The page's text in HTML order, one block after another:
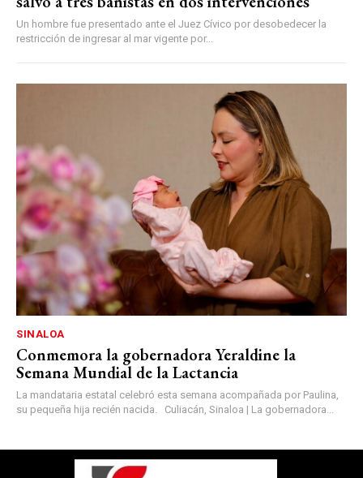
Un hombre fue presentado ante el Juez Cívico por desobedecer la
restricción de ingresar al mar vigente por...
SINALOA
Conmemora la gobernadora Yeraldine la
Semana Mundial de la Lactancia
La mandataria estatal celebró esta semana acompañada por Paulina,
su pequeña hija recién nacida. Culiacán, Sinaloa | La gobernadora...